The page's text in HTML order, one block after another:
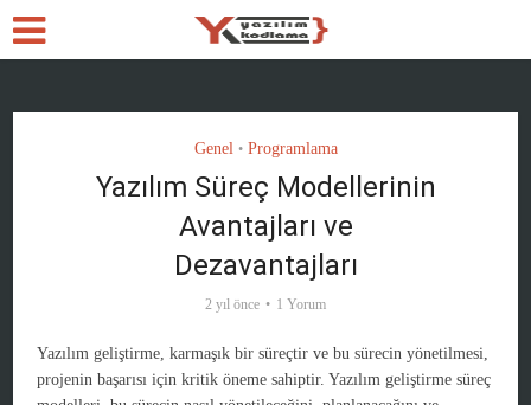
Genel • Programlama
Yazılım Süreç Modellerinin
Avantajları ve
Dezavantajları
2 yıl önce 1 Yorum
Yazılım geliştirme, karmaşık bir süreçtir ve bu sürecin yönetilmesi,
projenin başarısı için kritik öneme sahiptir. Yazılım geliştirme süreç